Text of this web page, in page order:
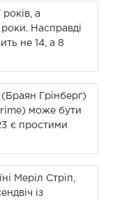
а
Насправді
не 14, а 8
Грінберг)
може бути
є простими
Меріл Стріп,
із